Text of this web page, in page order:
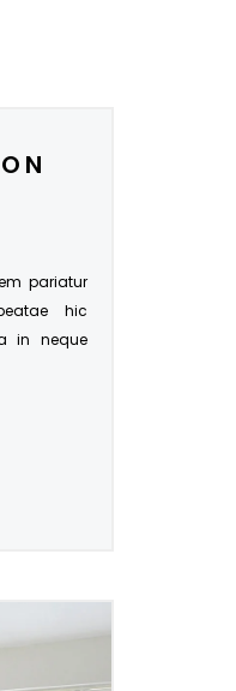
pariatur
hic
in neque